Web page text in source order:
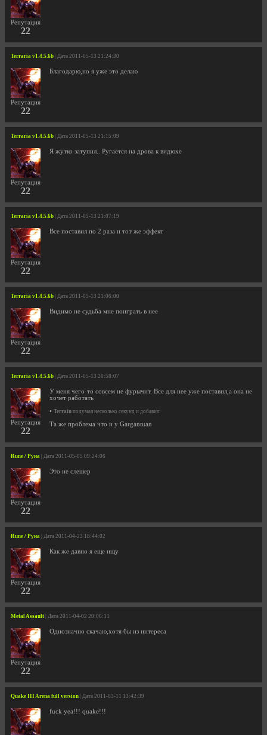
Репутация
22
Terraria v1.4.5.6b | Дата 2011-05-13 21:24:30
Репутация
22
Благодарю,но я уже это делаю
Terraria v1.4.5.6b | Дата 2011-05-13 21:15:09
Репутация
22
Я жутко затупил.. Ругается на дрова к видюхе
Terraria v1.4.5.6b | Дата 2011-05-13 21:07:19
Репутация
22
Все поставил по 2 раза и тот же эффект
Terraria v1.4.5.6b | Дата 2011-05-13 21:06:00
Репутация
22
Видимо не судьба мне поиграть в нее
Terraria v1.4.5.6b | Дата 2011-05-13 20:58:07
Репутация
22
У меня чего-то совсем не фурычит. Все для нее уже поставил,а она не
хочет работать
• Terrain подумал несколько секунд и добавил:
Та же проблема что и у Gargantuan
Rune / Руна | Дата 2011-05-05 09:24:06
Репутация
22
Это не слешер
Rune / Руна | Дата 2011-04-23 18:44:02
Репутация
22
Как же давно я еще ищу
Metal Assault | Дата 2011-04-02 20:06:11
Репутация
22
Однозначно скачаю,хотя бы из интереса
Quake III Arena full version | Дата 2011-03-11 13:42:39
fuck yea!!! quake!!!